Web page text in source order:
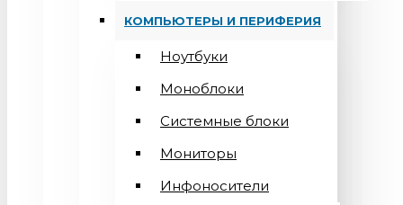
КОМПЬЮТЕРЫ И ПЕРИФЕРИЯ
Ноутбуки
Моноблоки
Системные блоки
Мониторы
Инфоносители